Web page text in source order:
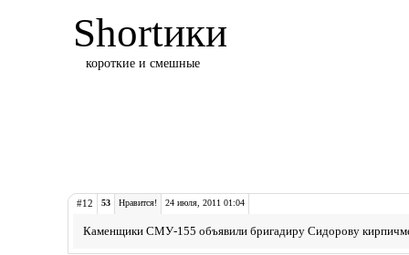
Shortики
короткие и смешные
#12 53 Нравится! 24 июля, 2011 01:04
Каменщики СМУ-155 объявили бригадиру Сидорову